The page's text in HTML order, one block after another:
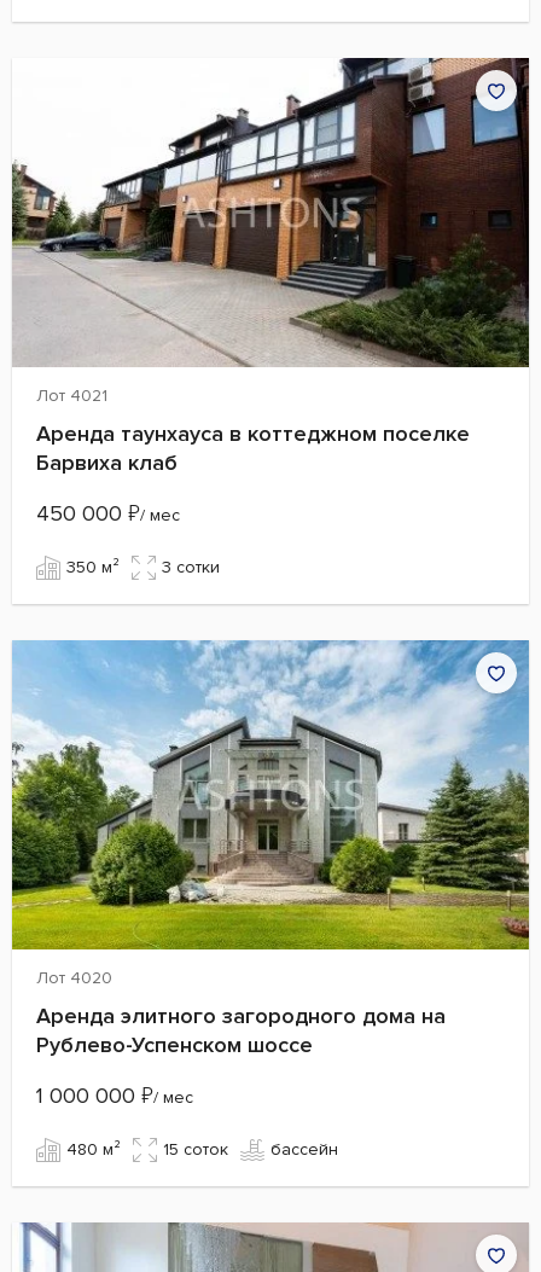
Лот 4021
Аренда таунхауса в коттеджном поселке
Барвиха клаб
450 000 ₽/ мес
350 м² 3 сотки
Лот 4020
Аренда элитного загородного дома на
Рублево-Успенском шоссе
1 000 000 ₽/ мес
480 м² 15 cоток бассейн